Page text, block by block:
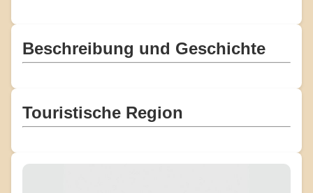
Beschreibung und Geschichte
Touristische Region